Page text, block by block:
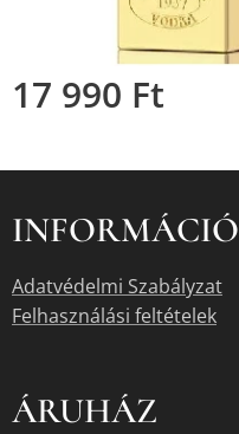
17 990 Ft
INFORMÁCIÓ
Adatvédelmi Szabályzat
Felhasználási feltételek
ÁRUHÁZ